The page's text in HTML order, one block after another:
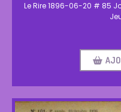
Le Rire 1896-06-20 # 85